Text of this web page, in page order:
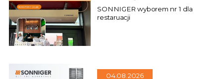
SONNIGER wyborem nr 1 dla
restaruacji
04.08.2026